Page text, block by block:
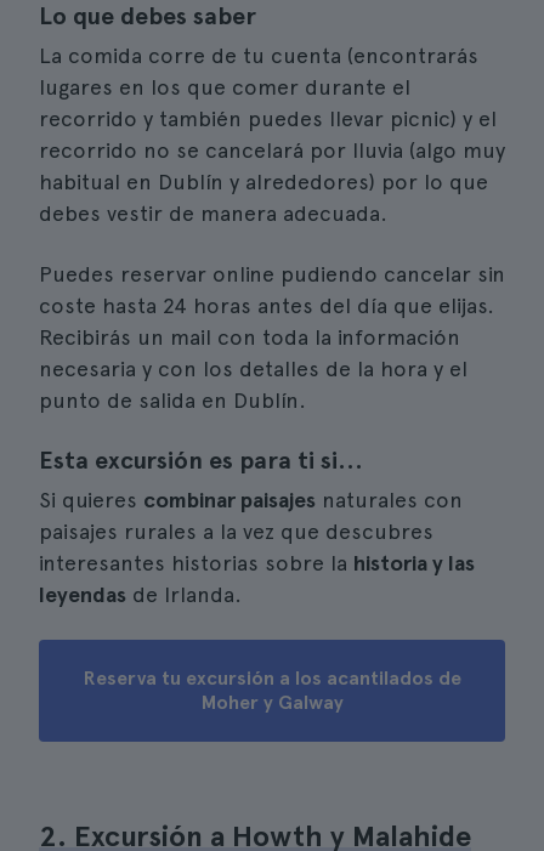
Lo que debes saber
La comida corre de tu cuenta (encontrarás
lugares en los que comer durante el
recorrido y también puedes llevar picnic) y el
recorrido no se cancelará por lluvia (algo muy
habitual en Dublín y alrededores) por lo que
debes vestir de manera adecuada.
Puedes reservar online pudiendo cancelar sin
coste hasta 24 horas antes del día que elijas.
Recibirás un mail con toda la información
necesaria y con los detalles de la hora y el
punto de salida en Dublín.
Esta excursión es para ti si...
Si quieres combinar paisajes naturales con
paisajes rurales a la vez que descubres
interesantes historias sobre la historia y las
leyendas de Irlanda.
Reserva tu excursión a los acantilados de
Moher y Galway
2. Excursión a Howth y Malahide